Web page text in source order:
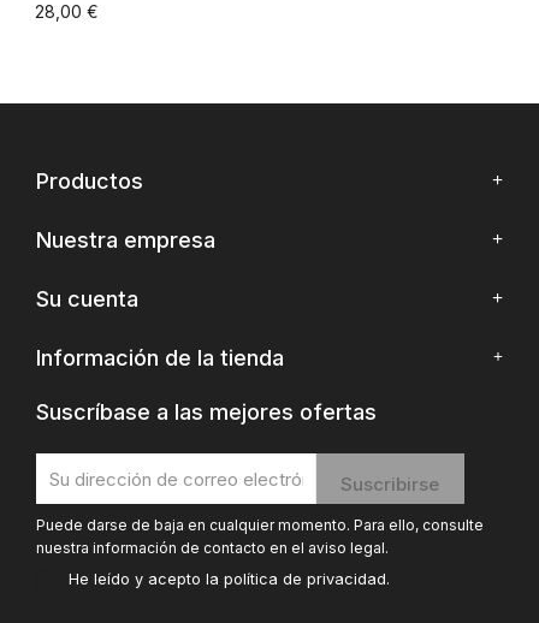
28,00 €
Productos
Nuestra empresa
Su cuenta
Información de la tienda
Suscríbase a las mejores ofertas
Puede darse de baja en cualquier momento. Para ello, consulte
nuestra información de contacto en el aviso legal.
He leído y acepto la política de privacidad.